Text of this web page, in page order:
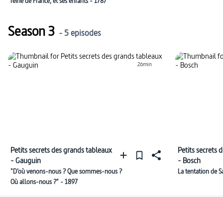
Season 3 - 5 episodes
26min
Petits secrets des grands tableaux
- Gauguin
"D’où venons-nous ? Que sommes-nous ?
Où allons-nous ?" - 1897
Petits secrets
- Bosch
La tentation de